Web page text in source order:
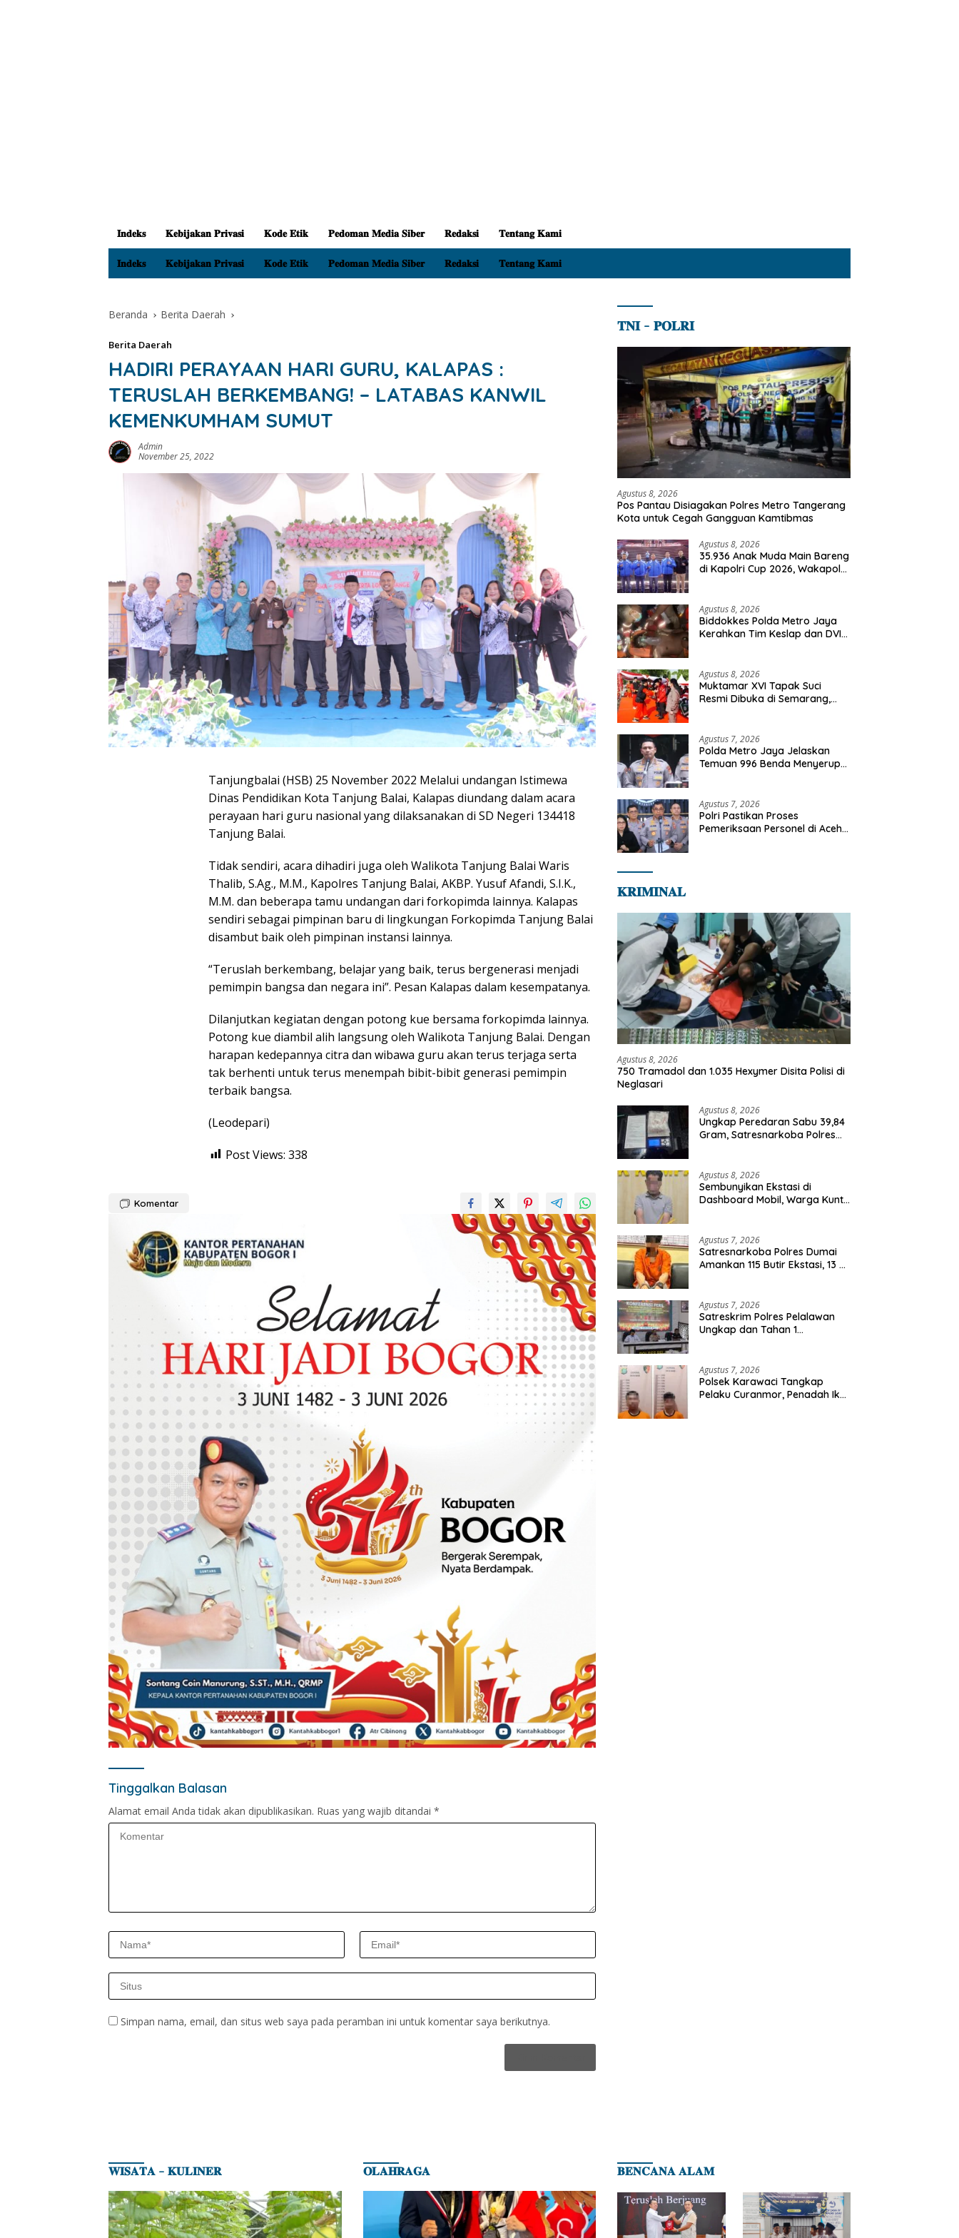
𝐈𝐧𝐝𝐞𝐤𝐬 𝐊𝐞𝐛𝐢𝐣𝐚𝐤𝐚𝐧 𝐏𝐫𝐢𝐯𝐚𝐬𝐢 𝐊𝐨𝐝𝐞 𝐄𝐭𝐢𝐤 𝐏𝐞𝐝𝐨𝐦𝐚𝐧 𝐌𝐞𝐝𝐢𝐚 𝐒𝐢𝐛𝐞𝐫 𝐑𝐞𝐝𝐚𝐤𝐬𝐢 𝐓𝐞𝐧𝐭𝐚𝐧𝐠 𝐊𝐚𝐦𝐢
𝐈𝐧𝐝𝐞𝐤𝐬 𝐊𝐞𝐛𝐢𝐣𝐚𝐤𝐚𝐧 𝐏𝐫𝐢𝐯𝐚𝐬𝐢 𝐊𝐨𝐝𝐞 𝐄𝐭𝐢𝐤 𝐏𝐞𝐝𝐨𝐦𝐚𝐧 𝐌𝐞𝐝𝐢𝐚 𝐒𝐢𝐛𝐞𝐫 𝐑𝐞𝐝𝐚𝐤𝐬𝐢 𝐓𝐞𝐧𝐭𝐚𝐧𝐠 𝐊𝐚𝐦𝐢
Beranda Berita Daerah
Berita Daerah
HADIRI PERAYAAN HARI GURU, KALAPAS :
TERUSLAH BERKEMBANG! – LATABAS KANWIL
KEMENKUMHAM SUMUT
Admin
November 25, 2022
Tanjungbalai (HSB) 25 November 2022 Melalui undangan Istimewa
Dinas Pendidikan Kota Tanjung Balai, Kalapas diundang dalam acara
perayaan hari guru nasional yang dilaksanakan di SD Negeri 134418
Tanjung Balai.
Tidak sendiri, acara dihadiri juga oleh Walikota Tanjung Balai Waris
Thalib, S.Ag., M.M., Kapolres Tanjung Balai, AKBP. Yusuf Afandi, S.I.K.,
M.M. dan beberapa tamu undangan dari forkopimda lainnya. Kalapas
sendiri sebagai pimpinan baru di lingkungan Forkopimda Tanjung Balai
disambut baik oleh pimpinan instansi lainnya.
“Teruslah berkembang, belajar yang baik, terus bergenerasi menjadi
pemimpin bangsa dan negara ini”. Pesan Kalapas dalam kesempatanya.
Dilanjutkan kegiatan dengan potong kue bersama forkopimda lainnya.
Potong kue diambil alih langsung oleh Walikota Tanjung Balai. Dengan
harapan kedepannya citra dan wibawa guru akan terus terjaga serta
tak berhenti untuk terus menempah bibit-bibit generasi pemimpin
terbaik bangsa.
(Leodepari)
Post Views: 338
Komentar
Tinggalkan Balasan
Alamat email Anda tidak akan dipublikasikan. Ruas yang wajib ditandai *
Simpan nama, email, dan situs web saya pada peramban ini untuk komentar saya berikutnya.
𝐓𝐍𝐈 – 𝐏𝐎𝐋𝐑𝐈
Agustus 8, 2026
Pos Pantau Disiagakan Polres Metro Tangerang
Kota untuk Cegah Gangguan Kamtibmas
Agustus 8, 2026
35.936 Anak Muda Main Bareng
di Kapolri Cup 2026, Wakapolri:
Agustus 8, 2026
Biddokkes Polda Metro Jaya
Kerahkan Tim Keslap dan DVI
Agustus 8, 2026
Muktamar XVI Tapak Suci
Resmi Dibuka di Semarang,
Agustus 7, 2026
Polda Metro Jaya Jelaskan
Temuan 996 Benda Menyerupai
Agustus 7, 2026
Polri Pastikan Proses
Pemeriksaan Personel di Aceh
𝐊𝐑𝐈𝐌𝐈𝐍𝐀𝐋
Agustus 8, 2026
750 Tramadol dan 1.035 Hexymer Disita Polisi di
Neglasari
Agustus 8, 2026
Ungkap Peredaran Sabu 39,84
Gram, Satresnarkoba Polres
Agustus 8, 2026
Sembunyikan Ekstasi di
Dashboard Mobil, Warga Kuntu
Agustus 7, 2026
Satresnarkoba Polres Dumai
Amankan 115 Butir Ekstasi, 13 Pil
Agustus 7, 2026
Satreskrim Polres Pelalawan
Ungkap dan Tahan 1
Agustus 7, 2026
Polsek Karawaci Tangkap
Pelaku Curanmor, Penadah Ikut
𝐖𝐈𝐒𝐀𝐓𝐀 – 𝐊𝐔𝐋𝐈𝐍𝐄𝐑 𝐎𝐋𝐀𝐇𝐑𝐀𝐆𝐀 𝐁𝐄𝐍𝐂𝐀𝐍𝐀 𝐀𝐋𝐀𝐌